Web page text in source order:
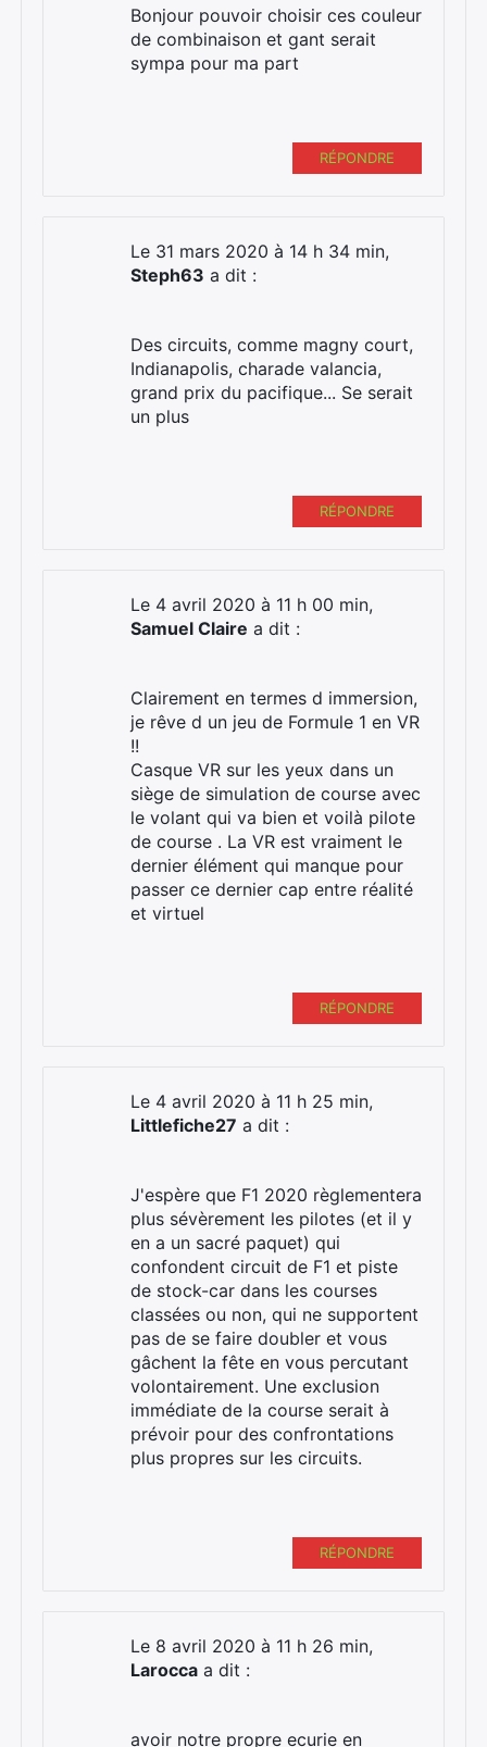
Bonjour pouvoir choisir ces couleur
de combinaison et gant serait
sympa pour ma part
RÉPONDRE
Le 31 mars 2020 à 14 h 34 min,
Steph63 a dit :
Des circuits, comme magny court,
Indianapolis, charade valancia,
grand prix du pacifique... Se serait
un plus
RÉPONDRE
Le 4 avril 2020 à 11 h 00 min,
Samuel Claire a dit :
Clairement en termes d immersion,
je rêve d un jeu de Formule 1 en VR
!!
Casque VR sur les yeux dans un
siège de simulation de course avec
le volant qui va bien et voilà pilote
de course . La VR est vraiment le
dernier élément qui manque pour
passer ce dernier cap entre réalité
et virtuel
RÉPONDRE
Le 4 avril 2020 à 11 h 25 min,
Littlefiche27 a dit :
J'espère que F1 2020 règlementera
plus sévèrement les pilotes (et il y
en a un sacré paquet) qui
confondent circuit de F1 et piste
de stock-car dans les courses
classées ou non, qui ne supportent
pas de se faire doubler et vous
gâchent la fête en vous percutant
volontairement. Une exclusion
immédiate de la course serait à
prévoir pour des confrontations
plus propres sur les circuits.
RÉPONDRE
Le 8 avril 2020 à 11 h 26 min,
Larocca a dit :
avoir notre propre ecurie en